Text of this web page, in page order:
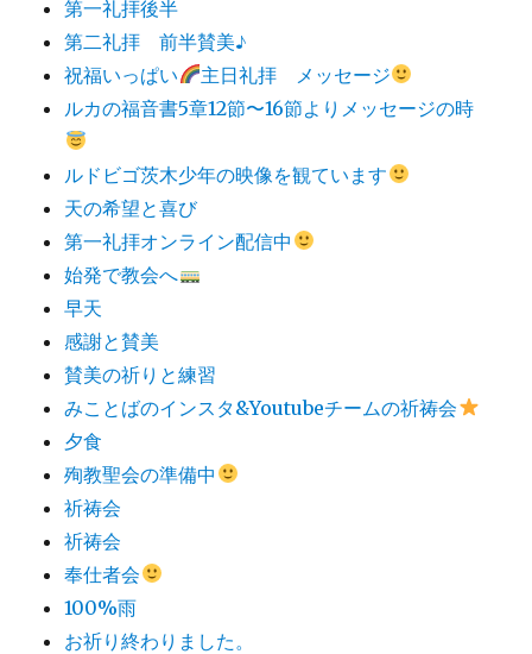
第一礼拝後半
第二礼拝 前半賛美♪
祝福いっぱい
主日礼拝 メッセージ
ルカの福音書5章12節〜16節よりメッセージの時
ルドビゴ茨木少年の映像を観ています
天の希望と喜び
第一礼拝オンライン配信中
始発で教会へ
早天
感謝と賛美
賛美の祈りと練習
みことばのインスタ&Youtubeチームの祈祷会
夕食
殉教聖会の準備中
祈祷会
祈祷会
奉仕者会
100%雨
お祈り終わりました。